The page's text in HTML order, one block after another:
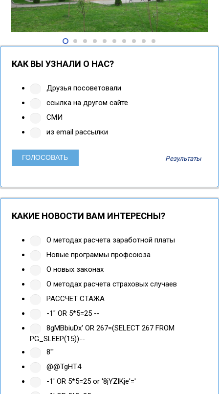
КАК ВЫ УЗНАЛИ О НАС?
Друзья посоветовали
ссылка на другом сайте
СМИ
из email рассылки
Результаты
КАКИЕ НОВОСТИ ВАМ ИНТЕРЕСНЫ?
О методах расчета заработной платы
Новые программы профсоюза
О новых законах
О методах расчета страховых случаев
РАССЧЕТ СТАЖА
-1" OR 5*5=25 --
8gMBbiuDx' OR 267=(SELECT 267 FROM
PG_SLEEP(15))--
8'"
@@TgHT4
-1' OR 5*5=25 or '8jYZlKje'='